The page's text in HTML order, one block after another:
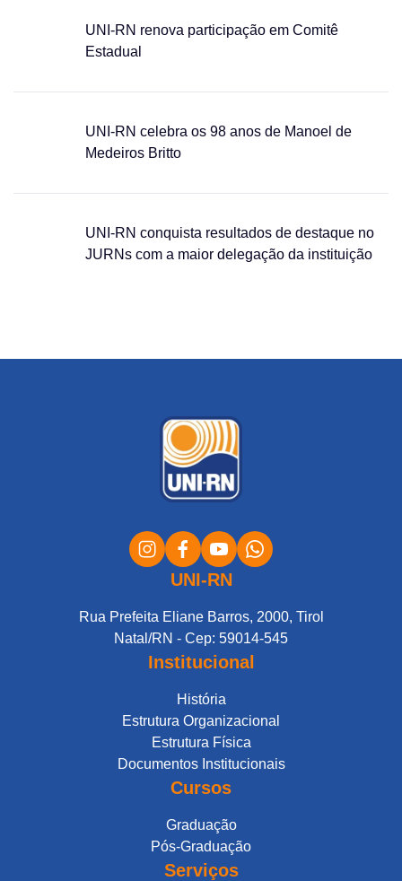
UNI-RN renova participação em Comitê
Estadual
UNI-RN celebra os 98 anos de Manoel de
Medeiros Britto
UNI-RN conquista resultados de destaque no
JURNs com a maior delegação da instituição
UNI-RN
Rua Prefeita Eliane Barros, 2000, Tirol
Natal/RN - Cep: 59014-545
Institucional
História
Estrutura Organizacional
Estrutura Física
Documentos Institucionais
Cursos
Graduação
Pós-Graduação
Serviços